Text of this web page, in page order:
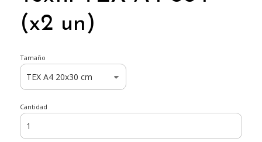
(x2 un)
Tamaño
Cantidad